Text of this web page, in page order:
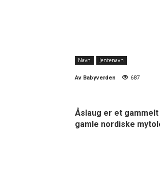
Navn Jentenavn
Av Babyverden 687
Åslaug er et
gamle nordiske